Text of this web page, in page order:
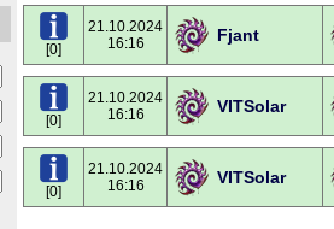
[0]
21.10.2024
16:16
Fjant
[0]
21.10.2024
16:16
VITSolar
[0]
21.10.2024
16:16
VITSolar